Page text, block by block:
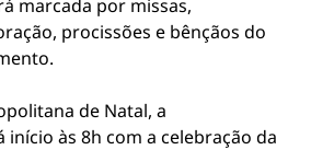
marcada por missas,
procissões e bênçãos do
de Natal, a
às 8h com a celebração da